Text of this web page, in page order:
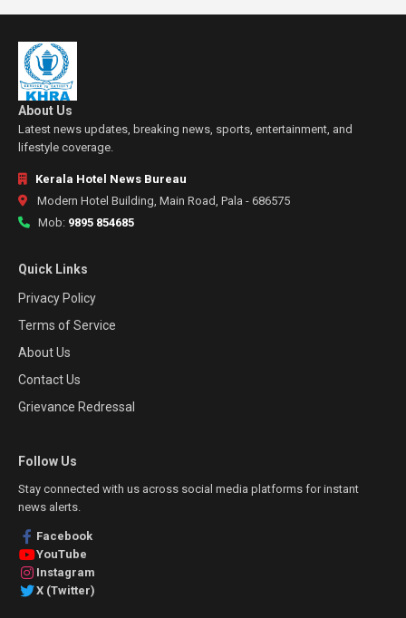
About Us
Latest news updates, breaking news, sports, entertainment, and
lifestyle coverage.
Kerala Hotel News Bureau
Modern Hotel Building, Main Road, Pala - 686575
Mob: 9895 854685
Quick Links
Privacy Policy
Terms of Service
About Us
Contact Us
Grievance Redressal
Follow Us
Stay connected with us across social media platforms for instant
news alerts.
Facebook
YouTube
Instagram
X (Twitter)